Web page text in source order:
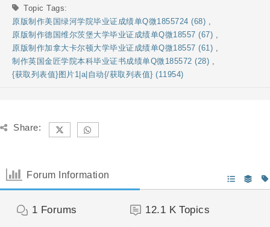
Topic Tags:
原版制作美国绿河学院毕业证成绩单Q微1855724 (68) ,
原版制作德国维尔茨堡大学毕业证成绩单Q微18557 (67) ,
原版制作加拿大卡尔顿大学毕业证成绩单Q微18557 (61) ,
制作英国金匠学院本科毕业证书成绩单Q微185572 (28) ,
{获取列表值}图片1|a|自动{/获取列表值} (11954)
Share:
Forum Information
1 Forums 12.1 K Topics